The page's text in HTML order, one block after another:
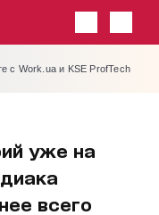
с Work.ua и KSE ProfTech
уже на
всего